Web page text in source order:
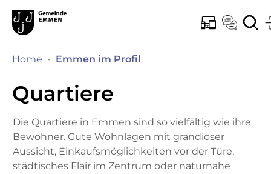
zur Startseite
Direkt zur Hauptnavigation
Direkt zum Inhalt
Direkt zur Suche
Direkt zum Stichwortverzeichnis
KopfzeileEmmen
Hauptnavigation
ONLINE-
Hauptinhalt
Home Emmen im Profil
Quartiere
Die Quartiere in Emmen sind so vielfältig wie ihre
Bewohner. Gute Wohnlagen mit grandioser
Aussicht, Einkaufsmöglichkeiten vor der Türe,
städtisches Flair im Zentrum oder naturnahe